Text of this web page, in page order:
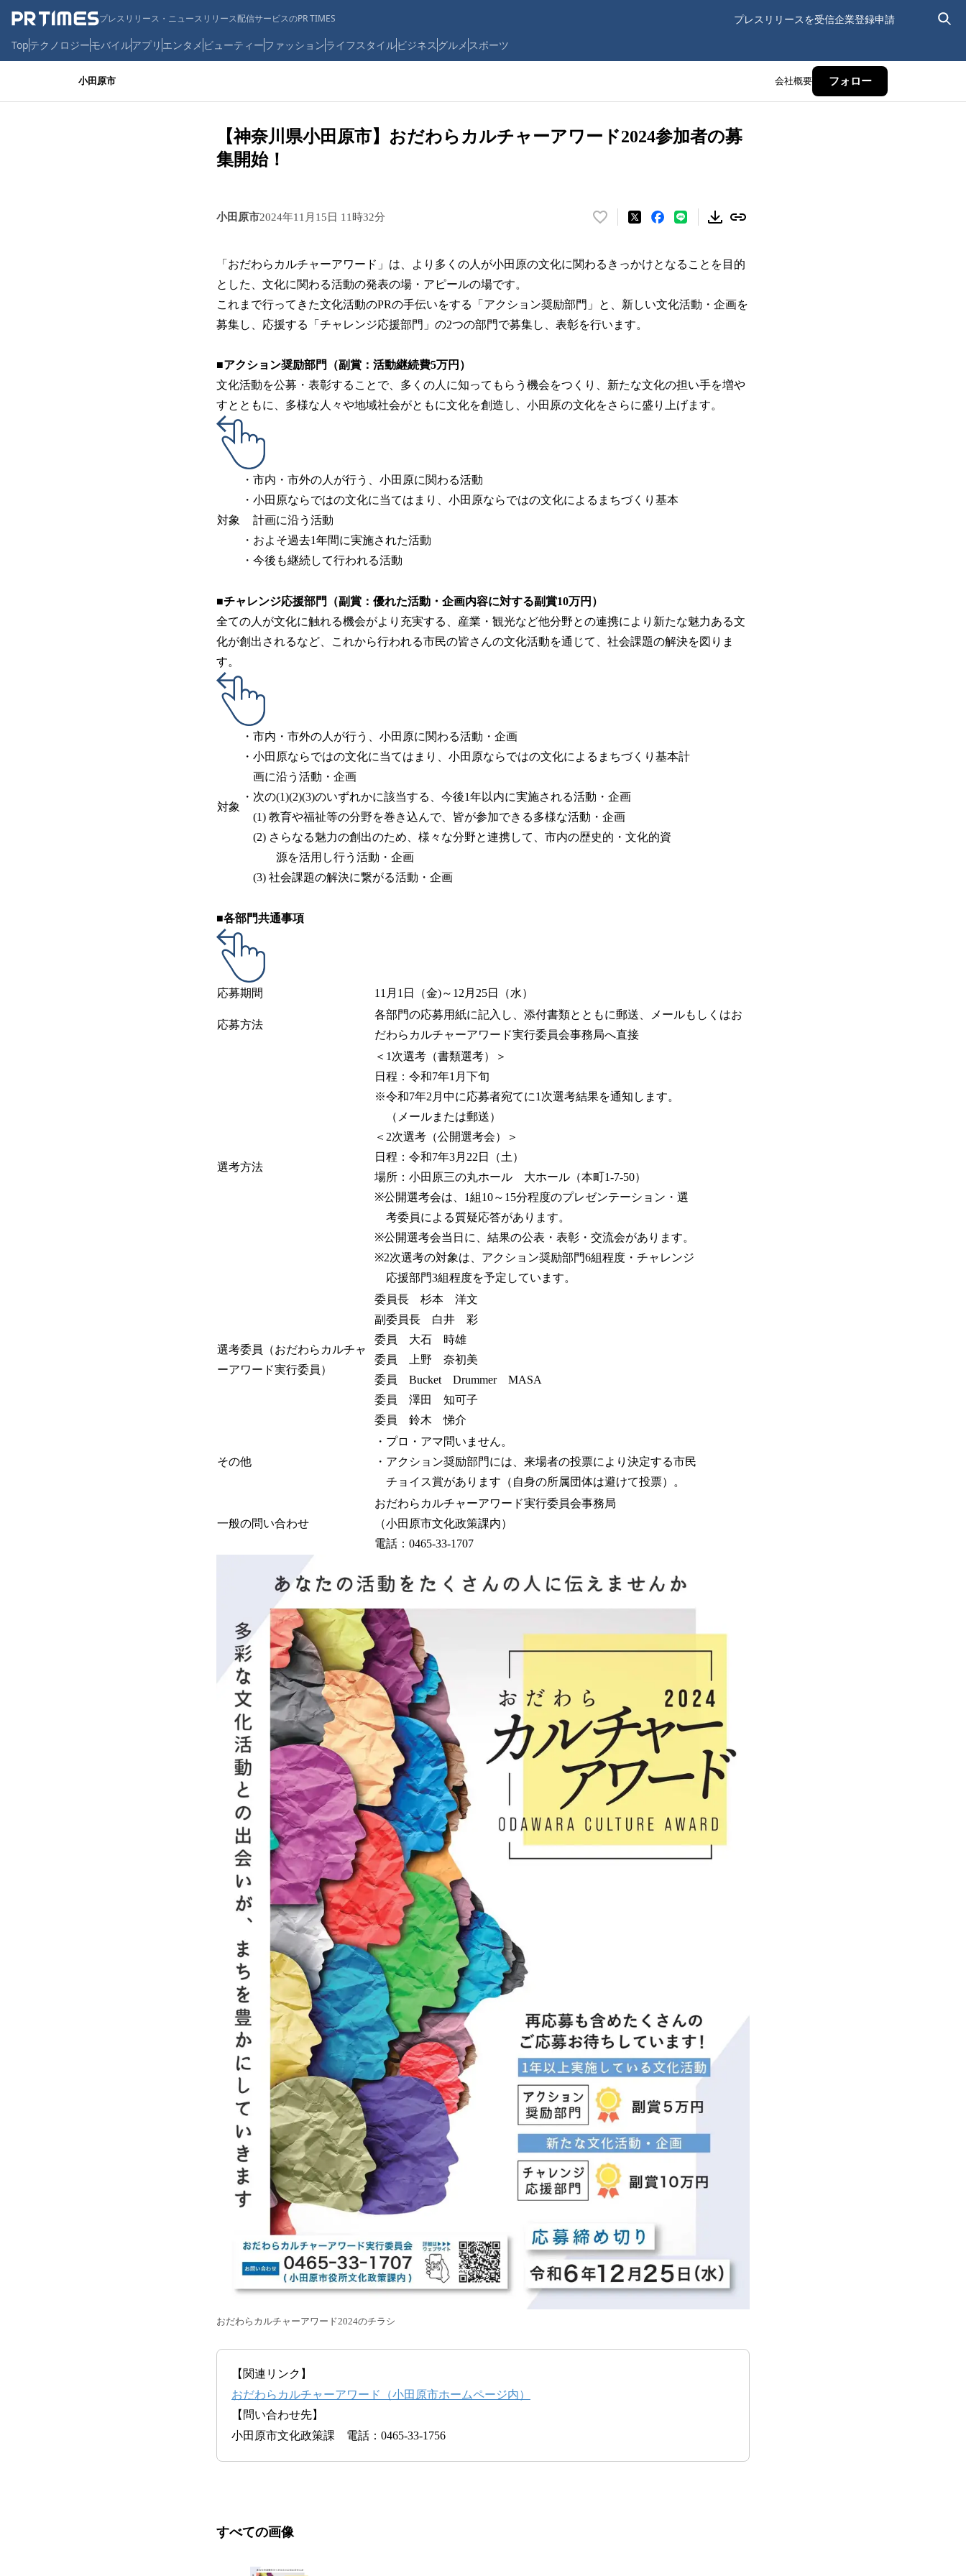
プレスリリース・ニュースリリース配信サービスのPR TIMES プレスリリースを受信企業登録申請
Topテクノロジーモバイルアプリ エンタメ ビューティーファッションライフスタイルビジネス グルメ スポーツ
小田原市 会社概要 フォロー
【神奈川県小田原市】おだわらカルチャーアワード2024参加者の募
集開始！
小田原市2024年11月15日 11時32分
い
！
を
み
で
す
「おだわらカルチャーアワード」は、より多くの人が小田原の文化に関わるきっかけとなることを目的
とした、文化に関わる活動の発表の場・アピールの場です。
これまで行ってきた文化活動のPRの手伝いをする「アクション奨励部門」と、新しい文化活動・企画を
募集し、応援する「チャレンジ応援部門」の2つの部門で募集し、表彰を行います。
■アクション奨励部門（副賞：活動継続費5万円）
文化活動を公募・表彰することで、多くの人に知ってもらう機会をつくり、新たな文化の担い手を増や
すとともに、多様な人々や地域社会がともに文化を創造し、小田原の文化をさらに盛り上げます。
対象
・市内・市外の人が行う、小田原に関わる活動
・小田原ならではの文化に当てはまり、小田原ならではの文化によるまちづくり基本
計画に沿う活動
・およそ過去1年間に実施された活動
・今後も継続して行われる活動
■チャレンジ応援部門（副賞：優れた活動・企画内容に対する副賞10万円）
全ての人が文化に触れる機会がより充実する、産業・観光など他分野との連携により新たな魅力ある文
化が創出されるなど、これから行われる市民の皆さんの文化活動を通じて、社会課題の解決を図りま
す。
対象
・市内・市外の人が行う、小田原に関わる活動・企画
・小田原ならではの文化に当てはまり、小田原ならではの文化によるまちづくり基本計
画に沿う活動・企画
・次の(1)(2)(3)のいずれかに該当する、今後1年以内に実施される活動・企画
(1) 教育や福祉等の分野を巻き込んで、皆が参加できる多様な活動・企画
(2) さらなる魅力の創出のため、様々な分野と連携して、市内の歴史的・文化的資
源を活用し行う活動・企画
(3) 社会課題の解決に繋がる活動・企画
■各部門共通事項
応募期間 11月1日（金)～12月25日（水）
応募方法
各部門の応募用紙に記入し、添付書類とともに郵送、メールもしくはお
だわらカルチャーアワード実行委員会事務局へ直接
選考方法
＜1次選考（書類選考）＞
日程：令和7年1月下旬
※令和7年2月中に応募者宛てに1次選考結果を通知します。
（メールまたは郵送）
＜2次選考（公開選考会）＞
日程：令和7年3月22日（土）
場所：小田原三の丸ホール 大ホール（本町1-7-50）
※公開選考会は、1組10～15分程度のプレゼンテーション・選
考委員による質疑応答があります。
※公開選考会当日に、結果の公表・表彰・交流会があります。
※2次選考の対象は、アクション奨励部門6組程度・チャレンジ
応援部門3組程度を予定しています。
選考委員（おだわらカルチャ
ーアワード実行委員）
委員長 杉本 洋文
副委員長 白井 彩
委員 大石 時雄
委員 上野 奈初美
委員 Bucket Drummer MASA
委員 澤田 知可子
委員 鈴木 悌介
その他
・プロ・アマ問いません。
・アクション奨励部門には、来場者の投票により決定する市民
チョイス賞があります（自身の所属団体は避けて投票）。
一般の問い合わせ
おだわらカルチャーアワード実行委員会事務局
（小田原市文化政策課内）
電話：0465-33-1707
おだわらカルチャーアワード2024のチラシ
【関連リンク】
おだわらカルチャーアワード（小田原市ホームページ内）
【問い合わせ先】
小田原市文化政策課 電話：0465-33-1756
すべての画像